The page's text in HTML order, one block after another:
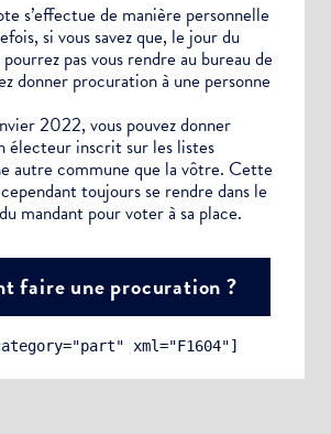
s’effectue de manière personnelle
si vous savez que, le jour du
pas vous rendre au bureau de
donner procuration à une personne
2022, vous pouvez donner
électeur inscrit sur les listes
autre commune que la vôtre. Cette
toujours se rendre dans le
mandant pour voter à sa place.
faire une procuration ?
xml="F1604"]